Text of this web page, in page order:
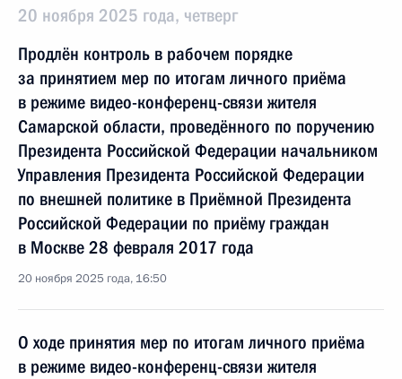
20 ноября 2025 года, четверг
Продлён контроль в рабочем порядке
за принятием мер по итогам личного приёма
в режиме видео-конференц-связи жителя
Самарской области, проведённого по поручению
Президента Российской Федерации начальником
Управления Президента Российской Федерации
по внешней политике в Приёмной Президента
Российской Федерации по приёму граждан
в Москве 28 февраля 2017 года
20 ноября 2025 года, 16:50
О ходе принятия мер по итогам личного приёма
в режиме видео-конференц-связи жителя